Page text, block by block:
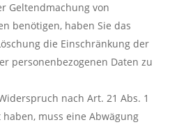
Geltendmachung von
benötigen, haben Sie das
die Einschränkung der
personenbezogenen Daten zu
nach Art. 21 Abs. 1
haben, muss eine Abwägung